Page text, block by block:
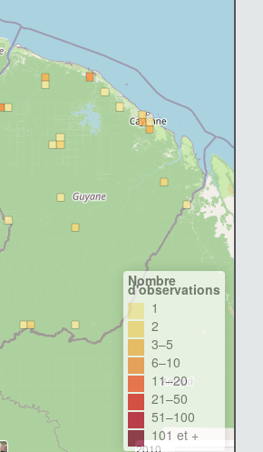
2010
Nombre
d'observations
1
2
3–5
6–10
11–20
21–50
51–100
101 et +